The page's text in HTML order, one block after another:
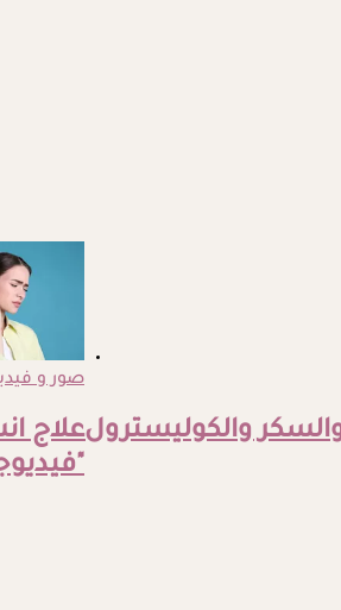
والكوليسترول
صور و
علاج